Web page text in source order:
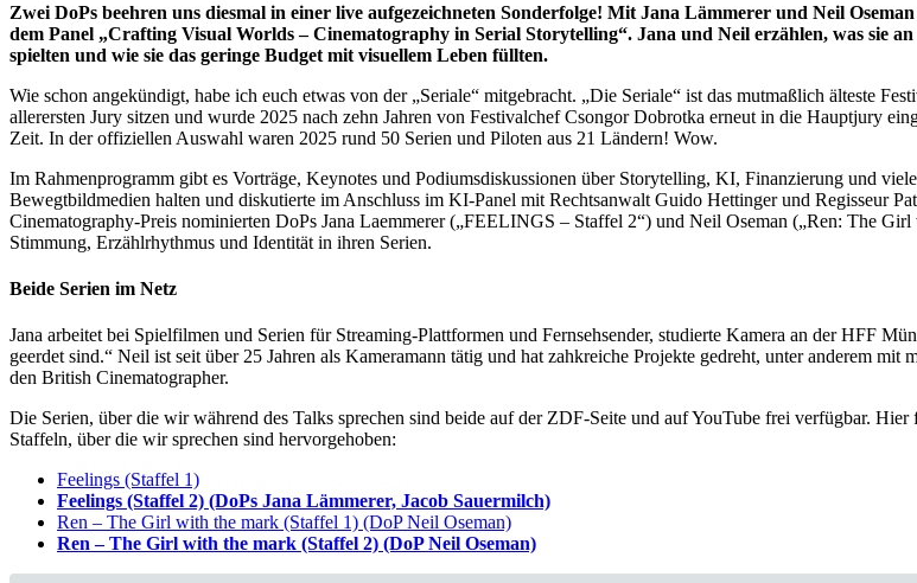
Zwei DoPs beehren uns diesmal in einer live aufgezeichneten Sonderfolge! Mit Jana Lämmerer und Neil
dem Panel „Crafting Visual Worlds – Cinematography in Serial Storytelling“. Jana und Neil erzählen, was sie
spielten und wie sie das geringe Budget mit visuellem Leben füllten.
Wie schon angekündigt, habe ich euch etwas von der „Seriale“ mitgebracht. „Die Seriale“ ist das mutmaßlich älteste
allerersten Jury sitzen und wurde 2025 nach zehn Jahren von Festivalchef Csongor Dobrotka erneut in die Hauptjury
Zeit. In der offiziellen Auswahl waren 2025 rund 50 Serien und Piloten aus 21 Ländern! Wow.
Im Rahmenprogramm gibt es Vorträge, Keynotes und Podiumsdiskussionen über Storytelling, KI, Finanzierung und
Bewegtbildmedien halten und diskutierte im Anschluss im KI-Panel mit Rechtsanwalt Guido Hettinger und Regisseur
Cinematography-Preis nominierten DoPs Jana Laemmerer („FEELINGS – Staffel 2“) und Neil Oseman („Ren: The
Stimmung, Erzählrhythmus und Identität in ihren Serien.
Beide Serien im Netz
Jana arbeitet bei Spielfilmen und Serien für Streaming-Plattformen und Fernsehsender, studierte Kamera an der HFF
geerdet sind.“ Neil ist seit über 25 Jahren als Kameramann tätig und hat zahkreiche Projekte gedreht, unter anderem
den British Cinematographer.
Die Serien, über die wir während des Talks sprechen sind beide auf der ZDF-Seite und auf YouTube frei verfügbar.
Staffeln, über die wir sprechen sind hervorgehoben:
Feelings (Staffel 1)
Feelings (Staffel 2) (DoPs Jana Lämmerer, Jacob Sauermilch)
Ren – The Girl with the mark (Staffel 1) (DoP Neil Oseman)
Ren – The Girl with the mark (Staffel 2) (DoP Neil Oseman)